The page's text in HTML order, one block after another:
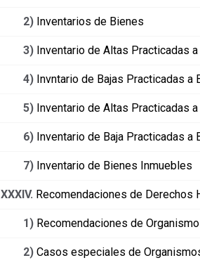
2) Inventarios de Bienes
3) Inventario de Altas Practicadas
4) Invntario de Bajas Practicadas a
5) Inventario de Altas Practicadas
6) Inventario de Baja Practicadas a
7) Inventario de Bienes Inmuebles
XXXIV. Recomendaciones de Derechos
1) Recomendaciones de
2) Casos especiales de